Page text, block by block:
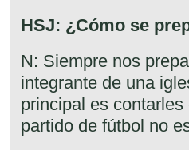
HSJ: ¿Cómo se
N: Siempre nos
integrante de una
principal es
partido de fútbol no